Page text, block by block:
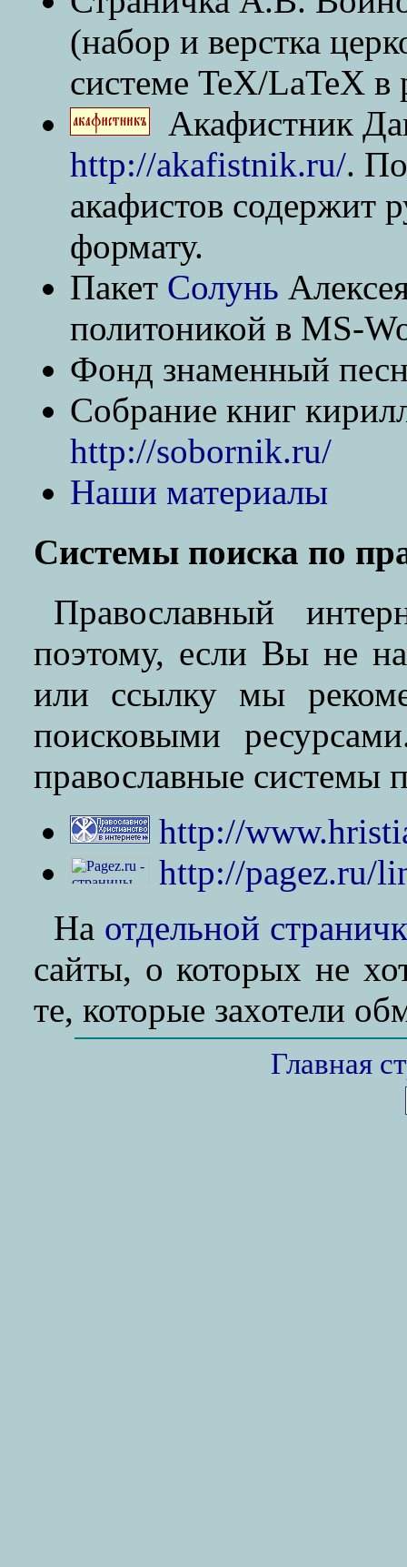
(набор и верстка
системе TeX/LaTeX в
Акафистник
http://akafistnik.ru/.
акафистов содержит
формату.
Пакет Солунь
политоникой в MS-
Фонд знаменный
Собрание книг
http://sobornik.ru/
Наши материалы
Системы поиска по
Православный
поэтому, если Вы не
или ссылку мы
поисковыми
православные системы
http://
http://pagez.ru/
На отдельной
сайты, о которых не
те, которые захотели
Главная